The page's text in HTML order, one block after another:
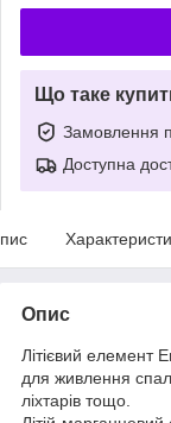
Що таке
Замовлення
Доступна
Опис
Літієвий елемент
для живлення
ліхтарів тощо.